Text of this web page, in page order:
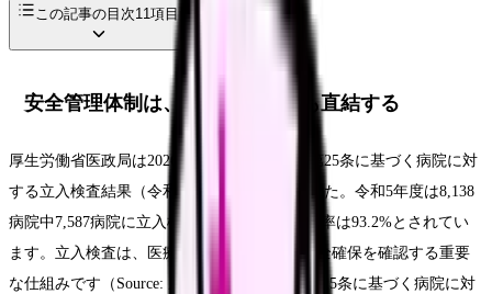
この記事の目次11項目
安全管理体制は、働きやすさにも直結する
厚生労働省医政局は2026年5月29日、医療法第25条に基づく病院に対
する立入検査結果（令和5年度）を公表しました。令和5年度は8,138
病院中7,587病院に立入検査が実施され、実施率は93.2%とされてい
ます。立入検査は、医療機関の管理体制や安全確保を確認する重要
な仕組みです（Source: 厚生労働省「医療法第25条に基づく病院に対